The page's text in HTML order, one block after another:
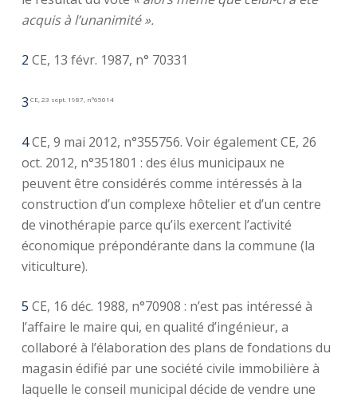
acquis à l’unanimité ».
2 CE, 13 févr. 1987, n° 70331
3 CE, 23 sept. 1987, n°65014
4CE, 9 mai 2012, n°355756. Voir également CE, 26
oct. 2012, n°351801 : des élus municipaux ne
peuvent être considérés comme intéressés à la
construction d’un complexe hôtelier et d’un centre
de vinothérapie parce qu’ils exercent l’activité
économique prépondérante dans la commune (la
viticulture).
5 CE, 16 déc. 1988, n°70908 : n’est pas intéressé à
l’affaire le maire qui, en qualité d’ingénieur, a
collaboré à l’élaboration des plans de fondations du
magasin édifié par une société civile immobilière à
laquelle le conseil municipal décide de vendre une